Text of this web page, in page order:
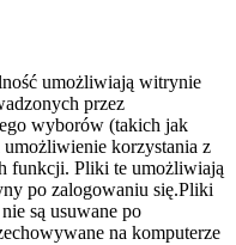
umożliwiają witrynie
przez
wyborów (takich jak
korzystania z
funkcji. Pliki te umożliwiają
po zalogowaniu się.Pliki
są usuwane po
na komputerze